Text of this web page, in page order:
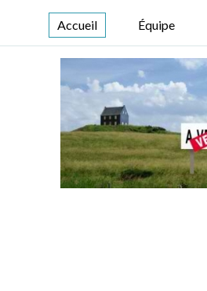
Accueil Équipe